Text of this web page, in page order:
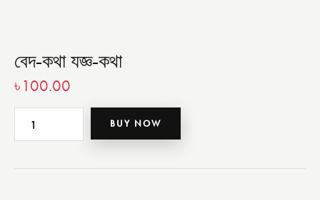
বেদ-কথা যজ্ঞ-কথা
৳100.00
BUY NOW